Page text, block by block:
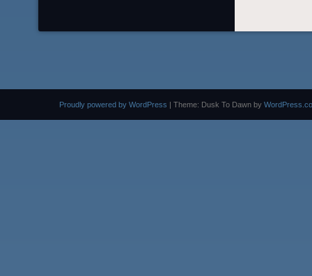
Proudly powered by WordPress | Theme: Dusk To Dawn by